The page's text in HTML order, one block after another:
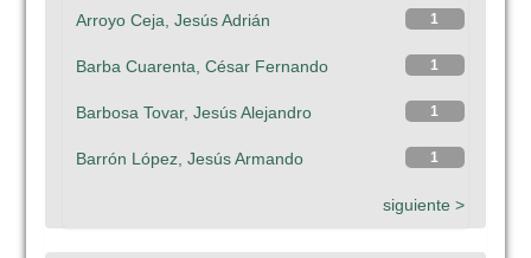
1
Arroyo Ceja, Jesús Adrián
1
Barba Cuarenta, César Fernando
1
Barbosa Tovar, Jesús Alejandro
1
Barrón López, Jesús Armando
siguiente >